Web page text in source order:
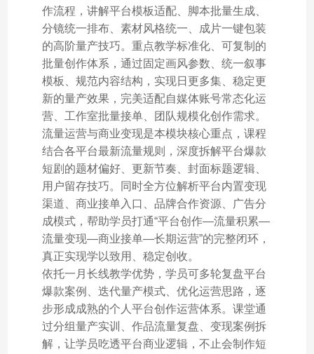
作流程，讲解平台模板适配、脚本批量生成、
分镜统一排布、素材风格统一、成片一键包装
的高阶量产技巧。重点教学标准化、可复制的
批量创作体系，通过固定画风参数、统一叙事
模板、规范内容结构，实现日更多集、稳定更
新的量产效果，完美适配自媒体账号常态化运
营、工作室批量接单、团队规模化创作需求。
流量运营与商业变现是本模块核心重点，课程
结合各平台最新流量规则，深度拆解平台爆款
短剧的题材偏好、更新节奏、封面标题逻辑、
用户留存技巧。同时全方位解析平台内置变现
渠道、商业接单入口、品牌合作资源、广告分
成模式，帮助学员打通“平台创作—流量积累—
流量变现—商业接单—长期运营”的完整闭环，
真正实现学以致用、稳定创收。
依托一月长线教学优势，学员可多轮复盘平台
爆款案例、迭代量产模式、优化运营思路，逐
步形成成熟的个人平台创作运营体系。课堂通
过分组量产实训、作品流量复盘、变现案例拆
解，让学员吃透平台商业逻辑，不止会制作短